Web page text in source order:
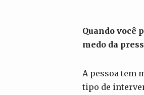
Quando você
medo da
A pessoa tem
tipo de